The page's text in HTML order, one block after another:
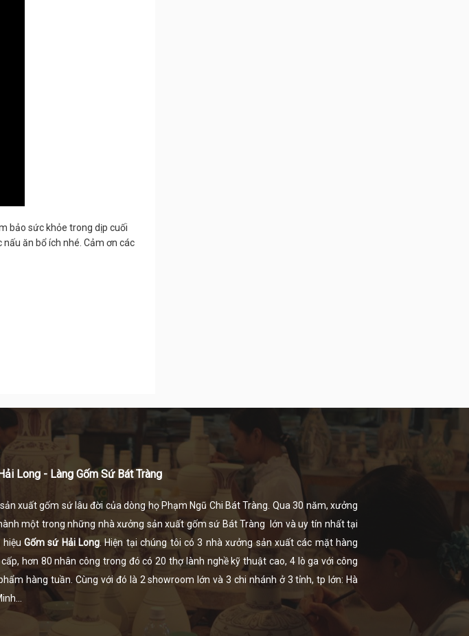
bảo sức khỏe trong dịp cuối
ăn bổ ích nhé. Cảm ơn các
Long - Làng Gốm Sứ Bát Tràng
xuất gốm sứ lâu đời của dòng họ Phạm Ngũ Chi Bát Tràng. Qua 30 năm, xưởng
một trong những nhà xưởng sản xuất gốm sứ Bát Tràng lớn và uy tín nhất tại
Gốm sứ Hải Long . Hiện tại chúng tôi có 3 nhà xưởng sản xuất các mặt hàng
hơn 80 nhân công trong đó có 20 thợ lành nghề kỹ thuật cao, 4 lò ga với công
hàng tuần. Cùng với đó là 2 showroom lớn và 3 chi nhánh ở 3 tỉnh, tp lớn: Hà